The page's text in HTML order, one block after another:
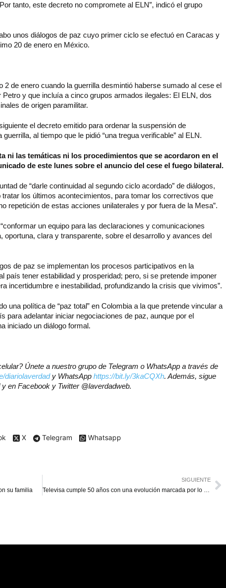
tanto, este decreto no compromete al ELN”, indicó el grupo
unos diálogos de paz cuyo primer ciclo se efectuó en Caracas y
20 de enero en México.
de enero cuando la guerrilla desmintió haberse sumado al cese el
y que incluía a cinco grupos armados ilegales: El ELN, dos
de origen paramilitar.
el decreto emitido para ordenar la suspensión de
al tiempo que le pidió “una tregua verificable” al ELN.
ni las temáticas ni los procedimientos que se acordaron en el
de este lunes sobre el anuncio del cese el fuego bilateral.
de “darle continuidad al segundo ciclo acordado” de diálogos,
los últimos acontecimientos, para tomar los correctivos que
repetición de estas acciones unilaterales y por fuera de la Mesa”.
un equipo para las declaraciones y comunicaciones
clara y transparente, sobre el desarrollo y avances del
de paz se implementan los procesos participativos en la
país tener estabilidad y prosperidad; pero, si se pretende imponer
incertidumbre e inestabilidad, profundizando la crisis que vivimos”.
una política de “paz total” en Colombia a la que pretende vincular a
para adelantar iniciar negociaciones de paz, aunque por el
iniciado un diálogo formal.
Únete a nuestro grupo de Telegram o WhatsApp a través de
diariolaverdady WhatsApp https://bit.ly/3kaCQXh. Además, sigue
en Facebook y Twitter @laverdadweb.
X Telegram Whatsapp
su familia
SIGUIENTE
Televisa cumple 50 años con una evolución marcada por lo digital